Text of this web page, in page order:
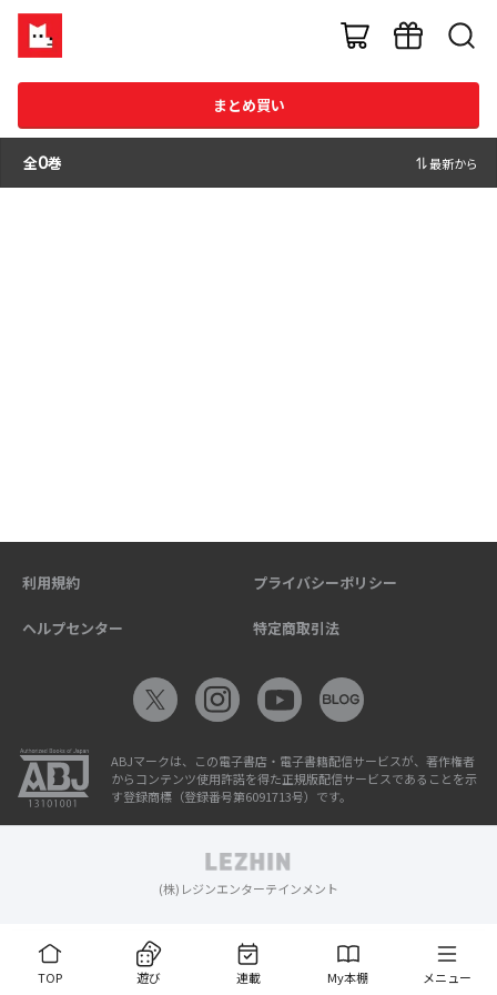
まとめ買い
全0巻 最新から
TOP 遊び 連載 My本棚 メニュー
利用規約 プライバシーポリシー
ヘルプセンター 特定商取引法
ABJマークは、この電子書店・電子書籍配信サービスが、著作権者
からコンテンツ使用許諾を得た正規版配信サービスであることを示
す登録商標（登録番号第6091713号）です。
(株)レジンエンターテインメント